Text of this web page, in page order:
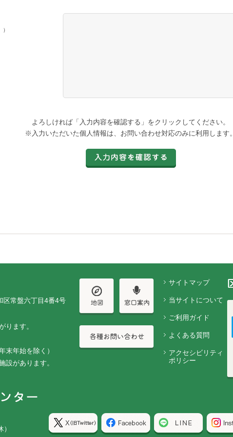
よろしければ「入力内容を確認する」をクリックしてください。
※入力いただいた個人情報は、お問い合わせ対応のみに利用します。
区常盤六丁目4番4号
ります。
末年始を除く）
設があります。
サイトマップ
当サイトについて
ご利用ガイド
よくある質問
アクセシビリティ
ポリシー